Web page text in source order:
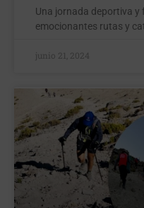
Una jornada deportiva y
emocionantes rutas y
junio 21, 2024